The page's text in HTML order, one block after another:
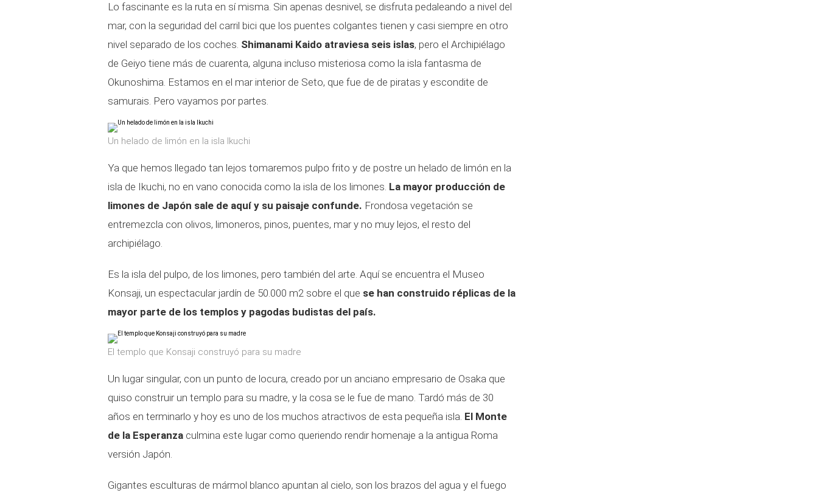
Lo fascinante es la ruta en sí misma. Sin apenas desnivel, se disfruta pedaleando a nivel del
mar, con la seguridad del carril bici que los puentes colgantes tienen y casi siempre en otro
nivel separado de los coches. Shimanami Kaido atraviesa seis islas, pero el Archipiélago
de Geiyo tiene más de cuarenta, alguna incluso misteriosa como la isla fantasma de
Okunoshima. Estamos en el mar interior de Seto, que fue de de piratas y escondite de
samurais. Pero vayamos por partes.
Un helado de limón en la isla Ikuchi
Ya que hemos llegado tan lejos tomaremos pulpo frito y de postre un helado de limón en la
isla de Ikuchi, no en vano conocida como la isla de los limones. La mayor producción de
limones de Japón sale de aquí y su paisaje confunde. Frondosa vegetación se
entremezcla con olivos, limoneros, pinos, puentes, mar y no muy lejos, el resto del
archipiélago.
Es la isla del pulpo, de los limones, pero también del arte. Aquí se encuentra el Museo
Konsaji, un espectacular jardín de 50.000 m2 sobre el que se han construido réplicas de la
mayor parte de los templos y pagodas budistas del país.
El templo que Konsaji construyó para su madre
Un lugar singular, con un punto de locura, creado por un anciano empresario de Osaka que
quiso construir un templo para su madre, y la cosa se le fue de mano. Tardó más de 30
años en terminarlo y hoy es uno de los muchos atractivos de esta pequeña isla. El Monte
de la Esperanza culmina este lugar como queriendo rendir homenaje a la antigua Roma
versión Japón.
Gigantes esculturas de mármol blanco apuntan al cielo, son los brazos del agua y el fuego